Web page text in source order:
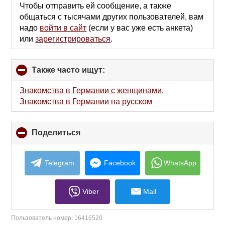
Чтобы отправить ей сообщение, а также
общаться с тысячами других пользователей, вам
надо войти в сайт (если у вас уже есть анкета)
илизарегистрироваться.
Также часто ищут:
to
collapse
contents
Знакомства в Германии с женщинами,
Знакомства в Германии на русском
Поделиться
to
collapse
contents
Telegram Facebook WhatsApp
Viber Mail
Пользователь номер: 16416520